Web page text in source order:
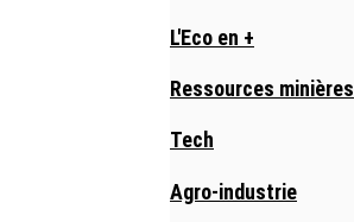
L'Eco en +
Ressources minières
Tech
Agro-industrie